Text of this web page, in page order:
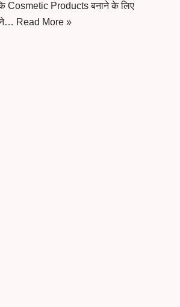
Cosmetic Products बनाने के लिए
ने… Read More »